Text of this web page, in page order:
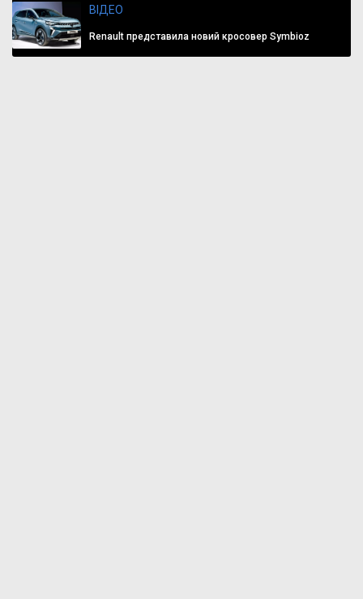
ВІДЕО
Renault представила новий кросовер Symbioz